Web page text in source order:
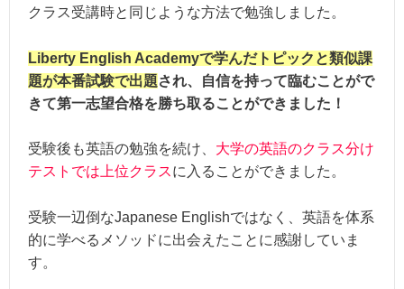
クラス受講時と同じような方法で勉強しました。
Liberty English Academyで学んだトピックと類似課
題が本番試験で出題され、自信を持って臨むことがで
きて第一志望合格を勝ち取ることができました！
受験後も英語の勉強を続け、 大学の英語のクラス分け
テストでは上位クラスに入ることができました。
受験一辺倒なJapanese Englishではなく、英語を体系
的に学べるメソッドに出会えたことに感謝していま
す。